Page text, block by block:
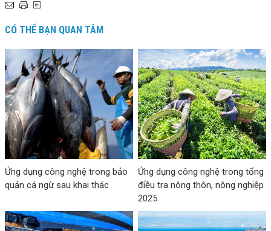
CÓ THỂ BẠN QUAN TÂM
Ứng dụng công nghệ trong bảo
quản cá ngừ sau khai thác
Ứng dụng công nghệ trong tổng
điều tra nông thôn, nông nghiệp
2025